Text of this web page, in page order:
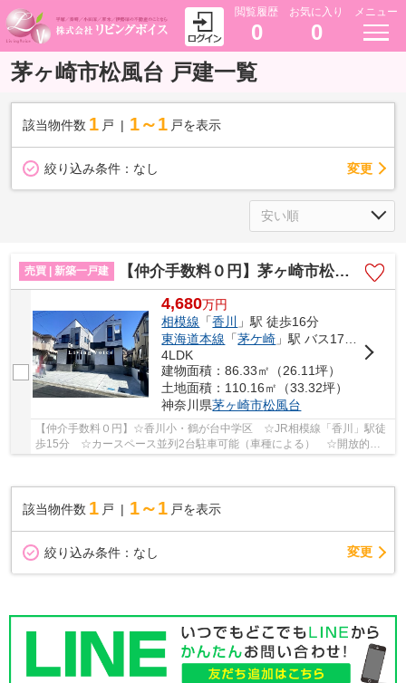
閲覧履歴
0
お気に入り
0
メニュー
茅ヶ崎市松風台 戸建一覧
該当物件数 1 戸 1～1 戸を表示
絞り込み条件： なし 変更
売買 | 新築一戸建 【仲介手数料０円】茅ヶ崎市松風台 新築一戸建て 全2棟
4,680万円
相模線 「香川
」駅 徒歩16分
東海道本線 「茅ケ崎 」駅 バス17分 「松風台（茅ヶ崎市）」 停歩3分
4LDK
建物面積：86.33㎡（26.11坪）
土地面積：110.16㎡（33.32坪）
神奈川県茅ヶ崎市松風台
【仲介手数料０円】☆香川小・鶴が台中学区 ☆JR相模線「香川」駅徒
歩15分 ☆カースペース並列2台駐車可能（車種による） ☆開放的な2
該当物件数 1 戸 1～1 戸を表示
絞り込み条件： なし 変更